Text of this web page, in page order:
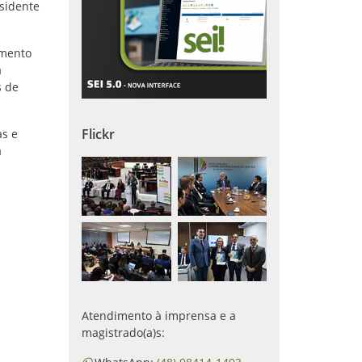
de
e
Flickr
Atendimento à imprensa e a
magistrado(a)s: